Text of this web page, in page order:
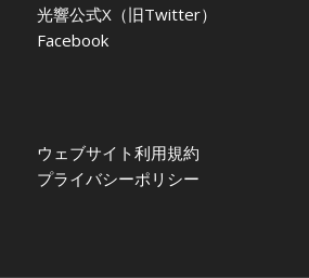
光響公式X（旧Twitter）
Facebook
ウェブサイト利用規約
プライバシーポリシー